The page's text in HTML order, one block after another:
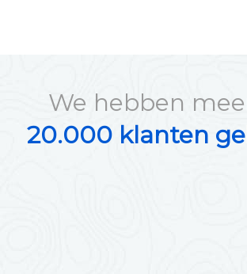
We hebben
20.000 klanten